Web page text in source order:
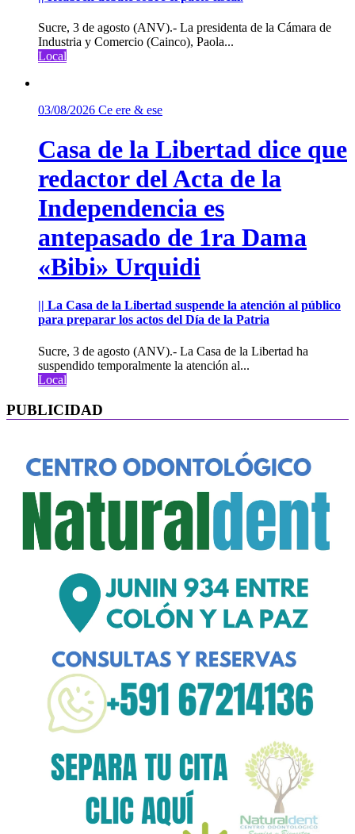
Sucre, 3 de agosto (ANV).- La presidenta de la Cámara de
Industria y Comercio (Cainco), Paola...
Local
03/08/2026 Ce ere & ese
Casa de la Libertad dice que
redactor del Acta de la
Independencia es
antepasado de 1ra Dama
«Bibi» Urquidi
|| La Casa de la Libertad suspende la atención al público
para preparar los actos del Día de la Patria
Sucre, 3 de agosto (ANV).- La Casa de la Libertad ha
suspendido temporalmente la atención al...
Local
PUBLICIDAD